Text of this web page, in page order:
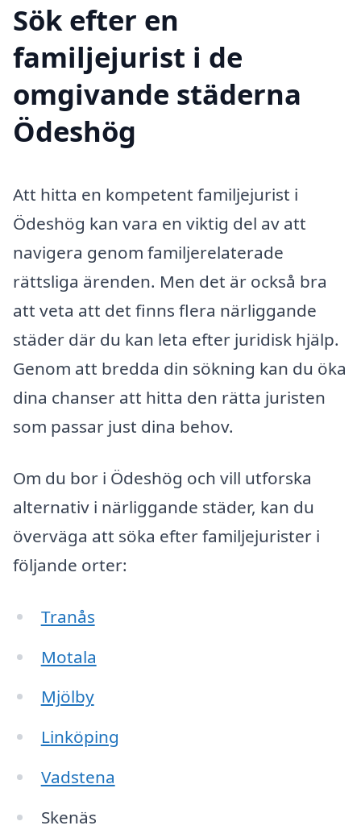
Sök efter en
familjejurist i de
omgivande städerna
Ödeshög
Att hitta en kompetent familjejurist i
Ödeshög kan vara en viktig del av att
navigera genom familjerelaterade
rättsliga ärenden. Men det är också bra
att veta att det finns flera närliggande
städer där du kan leta efter juridisk hjälp.
Genom att bredda din sökning kan du öka
dina chanser att hitta den rätta juristen
som passar just dina behov.
Om du bor i Ödeshög och vill utforska
alternativ i närliggande städer, kan du
överväga att söka efter familjejurister i
följande orter:
Tranås
Motala
Mjölby
Linköping
Vadstena
Skenäs